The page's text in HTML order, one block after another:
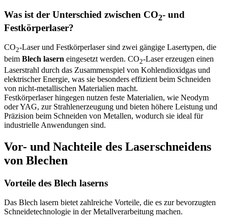
Was ist der Unterschied zwischen CO2- und
Festkörperlaser?
CO2-Laser und Festkörperlaser sind zwei gängige Lasertypen, die
beim Blech lasern eingesetzt werden. CO2-Laser erzeugen einen
Laserstrahl durch das Zusammenspiel von Kohlendioxidgas und
elektrischer Energie, was sie besonders effizient beim Schneiden
von nicht-metallischen Materialien macht.
Festkörperlaser hingegen nutzen feste Materialien, wie Neodym
oder YAG, zur Strahlenerzeugung und bieten höhere Leistung und
Präzision beim Schneiden von Metallen, wodurch sie ideal für
industrielle Anwendungen sind.
Vor- und Nachteile des Laserschneidens
von Blechen
Vorteile des Blech laserns
Das Blech lasern bietet zahlreiche Vorteile, die es zur bevorzugten
Schneidetechnologie in der Metallverarbeitung machen.